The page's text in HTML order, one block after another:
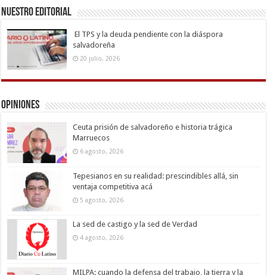
Nuestro Editorial
El TPS y la deuda pendiente con la diáspora
salvadoreña
20 julio, 2026
Opiniones
Ceuta prisión de salvadoreño e historia trágica
Marruecos
6 agosto, 2026
Tepesianos en su realidad: prescindibles allá, sin
ventaja competitiva acá
5 agosto, 2026
La sed de castigo y la sed de Verdad
4 agosto, 2026
MILPA: cuando la defensa del trabajo, la tierra y la